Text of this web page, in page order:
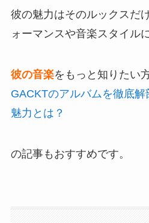
彼の魅力はそのルックスだ
ォーマンスや音楽スタイル
彼の音楽をもっと知りたい方
GACKTのアルバムを徹底
魅力とは？
の記事もおすすめです。